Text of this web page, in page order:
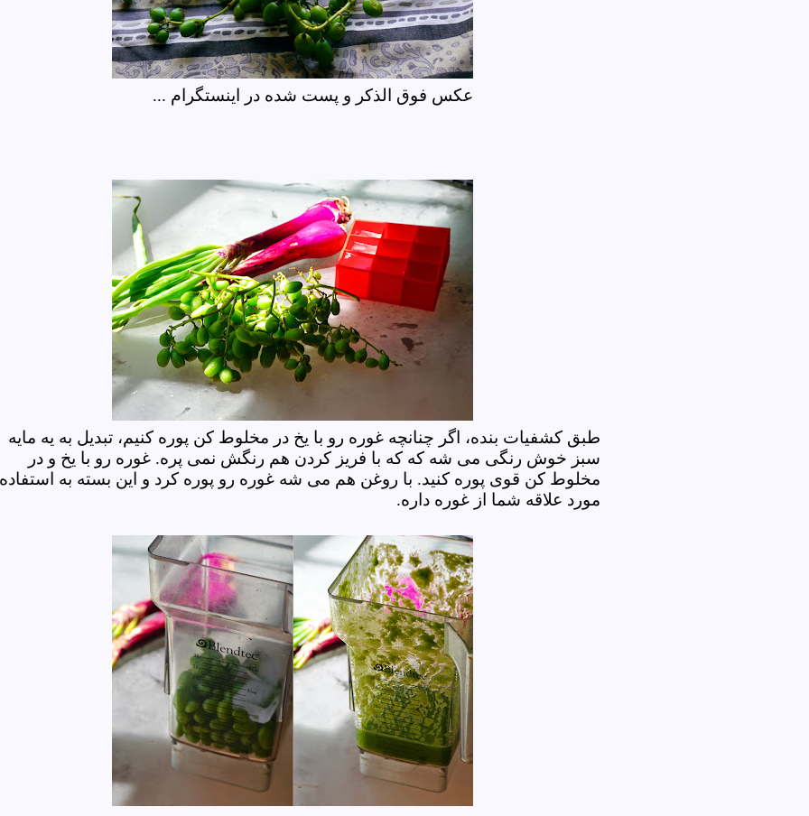
عکس فوق الذکر و پست شده در اینستگرام ...
طبق کشفیات بنده، اگر چنانچه غوره رو با یخ در مخلوط کن پوره کنیم، تبدیل به یه مایه
سبز خوش رنگی می شه که که با فریز کردن هم رنگش نمی پره. غوره رو با یخ و در
مخلوط کن قوی پوره کنید. با روغن هم می شه غوره رو پوره کرد و این بسته به استفاده
مورد علاقه شما از غوره داره.